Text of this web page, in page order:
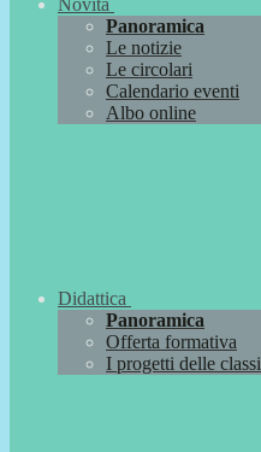
Novità
Panoramica
Le notizie
Le circolari
Calendario eventi
Albo online
Didattica
Panoramica
Offerta formativa
I progetti delle classi